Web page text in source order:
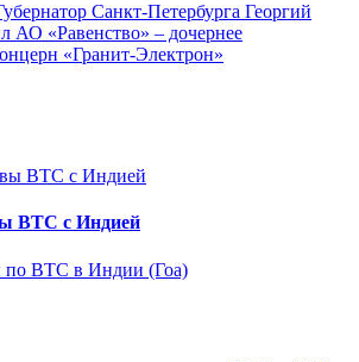
Санкт-Петербурга Георгий
АО «Равенство» – дочернее
«Гранит-Электрон»
ВТС с Индией
по ВТС в Индии (Гоа)